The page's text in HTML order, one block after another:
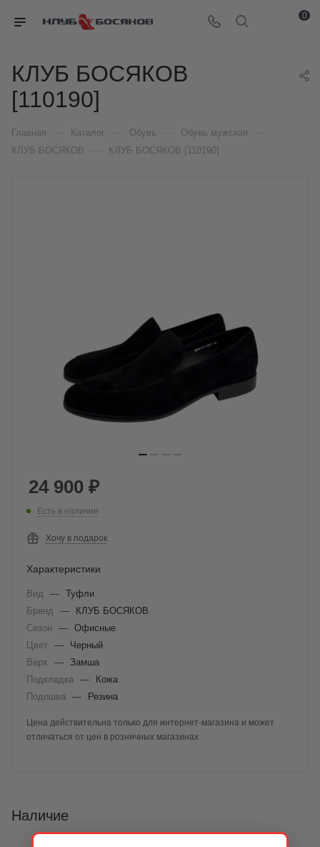
0
КЛУБ БОСЯКОВ
[110190]
Главная Каталог Обувь Обувь мужская
КЛУБ БОСЯКОВ КЛУБ БОСЯКОВ [110190]
24 900 ₽
Есть в наличии
Хочу в подарок
Характеристики
Вид — Туфли
Бренд
—
КЛУБ БОСЯКОВ
Сезон
— Офисные
Цвет —
Черный
Верх
— Замша
Подкладка
—
Кожа
Подошва
— Резина
Цена действительна только для интернет-магазина и может
отличаться от цен в розничных магазинах
Наличие